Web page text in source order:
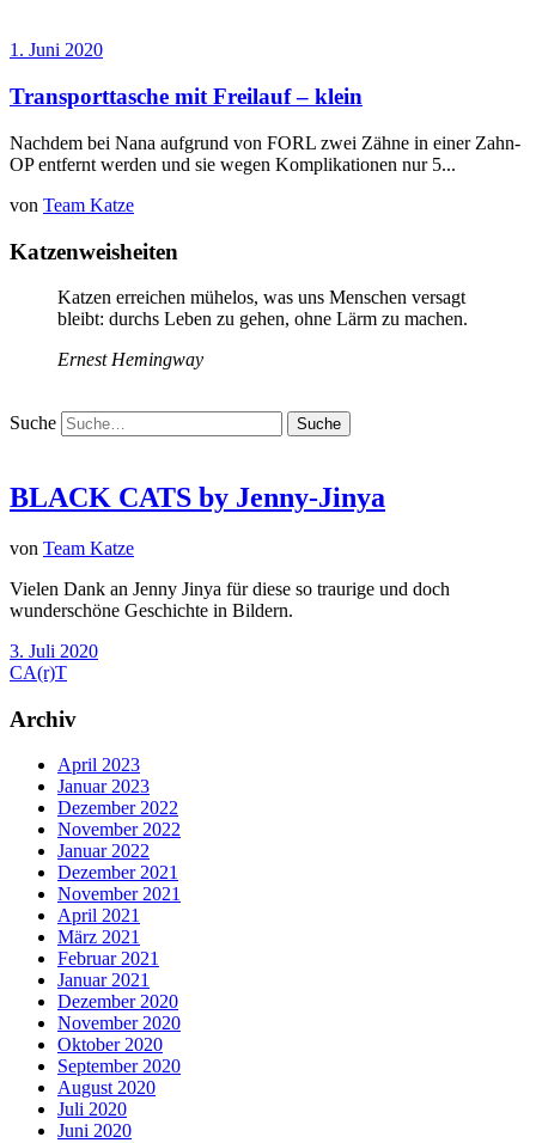
1. Juni 2020
Transporttasche mit Freilauf – klein
Nachdem bei Nana aufgrund von FORL zwei Zähne in einer Zahn-
OP entfernt werden und sie wegen Komplikationen nur 5...
von Team Katze
Katzenweisheiten
Katzen erreichen mühelos, was uns Menschen versagt
bleibt: durchs Leben zu gehen, ohne Lärm zu machen.
Ernest Hemingway
Suche
BLACK CATS by Jenny-Jinya
von Team Katze
Vielen Dank an Jenny Jinya für diese so traurige und doch
wunderschöne Geschichte in Bildern.
3. Juli 2020
CA(r)T
Archiv
April 2023
Januar 2023
Dezember 2022
November 2022
Januar 2022
Dezember 2021
November 2021
April 2021
März 2021
Februar 2021
Januar 2021
Dezember 2020
November 2020
Oktober 2020
September 2020
August 2020
Juli 2020
Juni 2020